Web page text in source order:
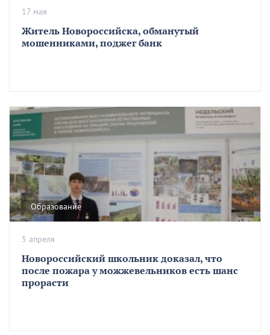
Житель Новороссийска, обманутый
мошенниками, поджег банк
17 мая
Образование
Новороссийский школьник доказал, что
после пожара у можжевельников есть шанс
прорасти
5 апреля